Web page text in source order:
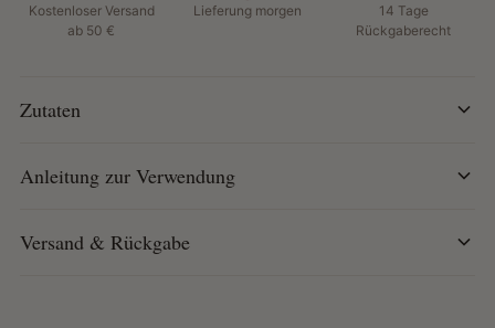
Anleitung:
Kostenloser Versand
ab 50 €
Lieferung morgen
14 Tage
Rückgaberecht
Zutaten
Anleitung zur Verwendung
Versand & Rückgabe